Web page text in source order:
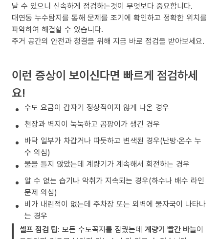
날 수 있으니 신속하게 점검하는것이 무엇보다 중요합니다.
대연동 누수탐지를 통해 문제를 조기에 확인하고 정확한 위치를
파악하여 해결할 수 있습니다.
주거 공간의 안전과 청결을 위해 지금 바로 점검을 받아보세요.
이런 증상이 보이신다면 빠르게 점검하세
요!
수도 요금이 갑자기 정상적이지 않게 나온 경우
천장과 벽지이 눅눅하고 곰팡이가 생긴 경우
바닥 일부가 차갑거나 따듯하고 변색된 경우(난방·온수 누
수 의심)
물을 틀지 않았는데 계량기가 계속해서 회전하는 경우
알 수 없는 습기나 악취가 지속되는 경우(하수나 배수 라인
문제 의심)
비가 내린적이 없는데 주차장 또는 외벽에 물자국이 나타나
는 경우
셀프 점검 팁: 모든 수도꼭지를 잠궜는데 계량기 빨간 바늘이